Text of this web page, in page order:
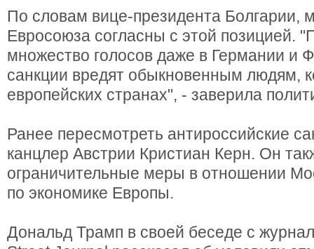
По словам вице-президента Болгарии,
Евросоюза согласны с этой позицией.
множество голосов даже в Германии и
санкции вредят обыкновенным людям,
европейских странах", - заверила
Ранее пересмотреть антироссийские
канцлер Австрии Кристиан Керн. Он
ограничительные меры в отношении
по экономике Европы.
Дональд Трамп в своей беседе с